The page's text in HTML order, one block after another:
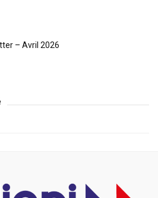
– Avril 2026